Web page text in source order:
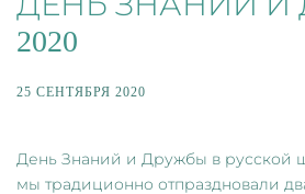
2020
25 СЕНТЯБРЯ 2020
День Знаний и Дружбы в русской
мы традиционно отпраздновали